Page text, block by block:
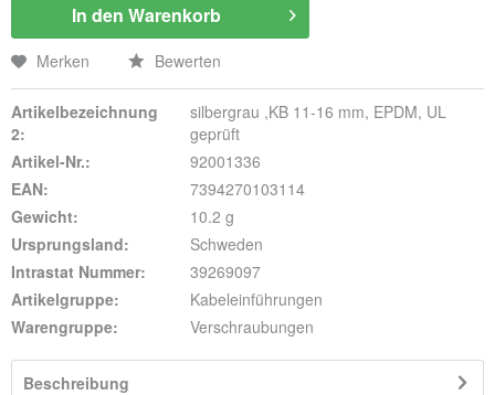
In den Warenkorb
Merken Bewerten
Artikelbezeichnung
2:
silbergrau ,KB 11-16 mm, EPDM, UL
geprüft
Artikel-Nr.:
92001336
EAN:
7394270103114
Gewicht:
10.2 g
Ursprungsland:
Schweden
Intrastat Nummer:
39269097
Artikelgruppe:
Kabeleinführungen
Warengruppe:
Verschraubungen
Beschreibung